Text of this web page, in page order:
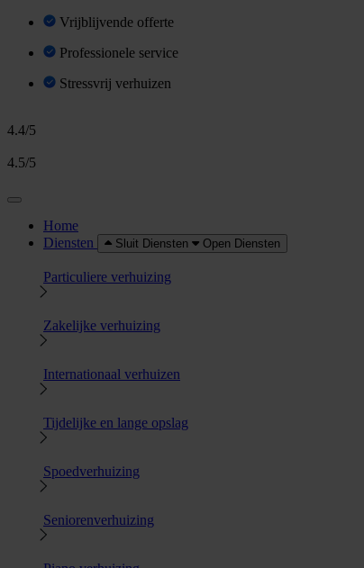
Vrijblijvende offerte
Professionele service
Stressvrij verhuizen
4.4/5
4.5/5
Home
Diensten
Sluit Diensten Open Diensten
Particuliere verhuizing
Zakelijke verhuizing
Internationaal verhuizen
Tijdelijke en lange opslag
Spoedverhuizing
Seniorenverhuizing